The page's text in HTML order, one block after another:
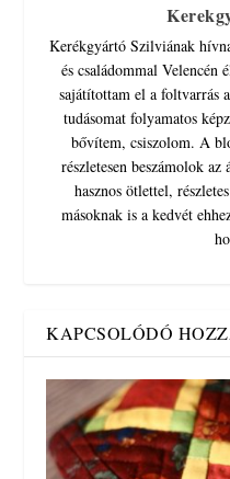
Kerékgyártó Szilviának
és családommal Velencén
sajátítottam el a foltvarrás
tudásomat folyamatos
bővítem, csiszolom. A
részletesen beszámolok
hasznos ötlettel,
másoknak is a kedvét
KAPCSOLÓDÓ